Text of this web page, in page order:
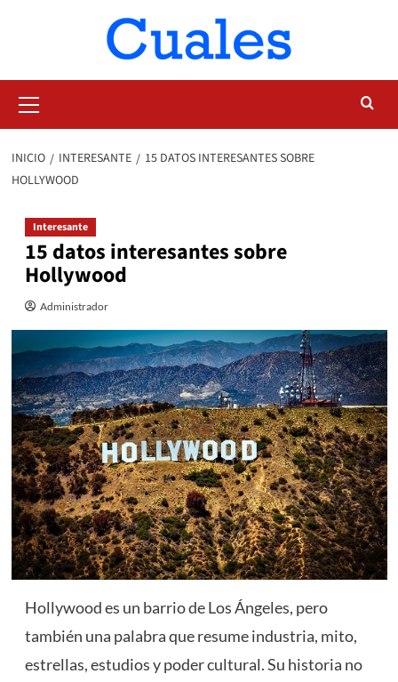
primario
INICIO INTERESANTE
15 DATOS INTERESANTES SOBRE
HOLLYWOOD
Interesante
15 datos interesantes sobre
Hollywood
Administrador
Hollywood es un barrio de Los Ángeles, pero
también una palabra que resume industria, mito,
estrellas, estudios y poder cultural. Su historia no